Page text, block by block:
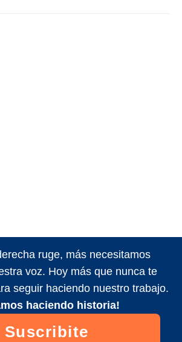
ruge, más necesitamos
voz. Hoy más que nunca te
seguir haciendo nuestro trabajo.
haciendo historia!
Suscribite